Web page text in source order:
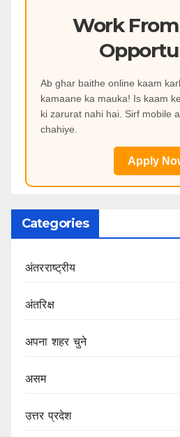
Work
Ab ghar baithe online kaam
kamaane ka mauka! Is kaam
ki zarurat nahi hai. Sirf mobile
chahiye.
Apply
Categories
अंतरराष्ट्रीय
अंतरिक्ष
अपना शहर चुने
असम
उत्तर प्रदेश